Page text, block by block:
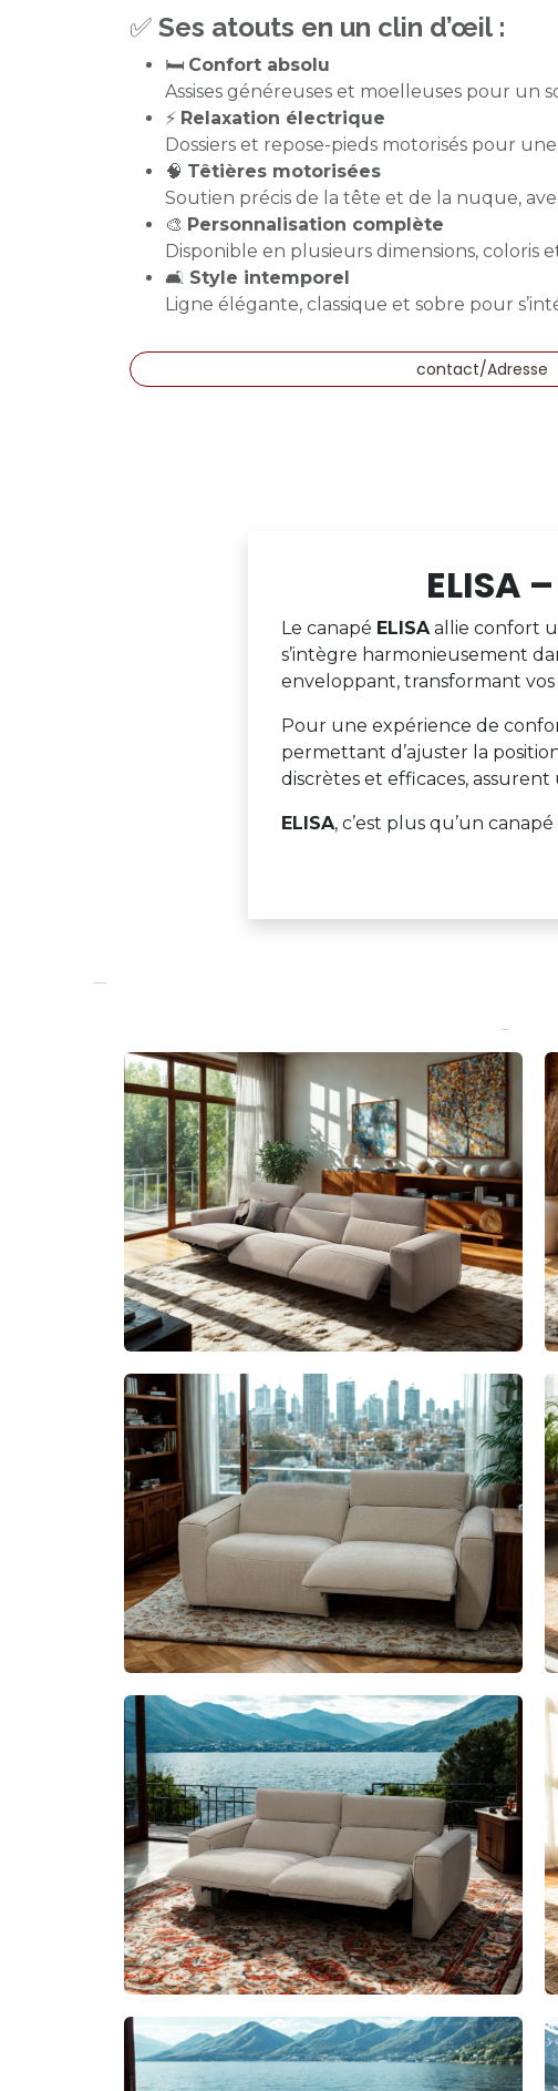
✅ Ses atouts en un clin d’œil :
🛏️ Confort absolu
Assises généreuses et moelleuses pour un
⚡ Relaxation électrique
Dossiers et repose-pieds motorisés pour
🧠 Têtières motorisées
Soutien précis de la tête et de la nuque,
🎨 Personnalisation complète
Disponible en plusieurs dimensions, coloris
🛋️ Style intemporel
Ligne élégante, classique et sobre pour
contact/Adresse
ELISA
Le canapé ELISAallie confort
s’intègre harmonieusement
enveloppant, transformant
Pour une expérience de
permettant d’ajuster la
discrètes et efficaces,
ELISA, c’est plus qu’un